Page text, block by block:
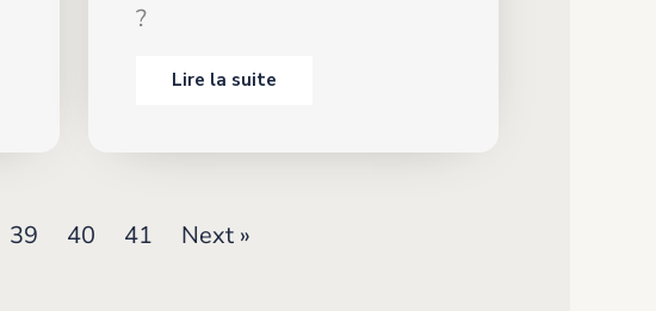
?
Lire la suite
39 40 41 Next »